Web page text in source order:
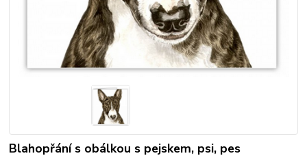
Blahopřání s obálkou s pejskem, psi, pes